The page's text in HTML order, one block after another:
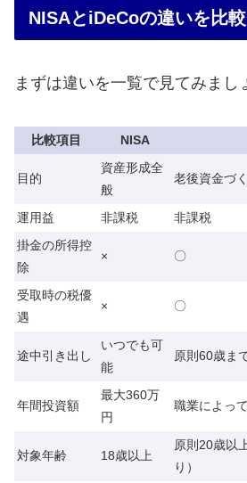
NISAとiDeCoの違いを比較
まずは違いを一覧で見てみまし
比較項目 NISA
目的
資産形成全
般
老後資金づ
運用益 非課税
非課税
掛金の所得控
除
× 〇
受取時の税優
遇
× 〇
途中引き出し
いつでも可
能
原則60歳ま
年間投資額
最大360万
円
職業によっ
対象年齢 18歳以上
原則20歳以
り）